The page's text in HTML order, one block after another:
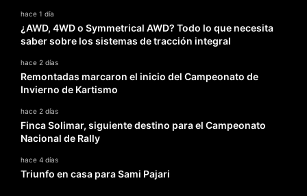
hace 1 día
¿AWD, 4WD o Symmetrical AWD? Todo lo que necesita
saber sobre los sistemas de tracción integral
hace 2 días
Remontadas marcaron el inicio del Campeonato de
Invierno de Kartismo
hace 2 días
Finca Solimar, siguiente destino para el Campeonato
Nacional de Rally
hace 4 días
Triunfo en casa para Sami Pajari